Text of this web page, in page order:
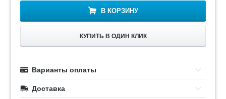
В КОРЗИНУ
КУПИТЬ В ОДИН КЛИК
Варианты оплаты
Доставка